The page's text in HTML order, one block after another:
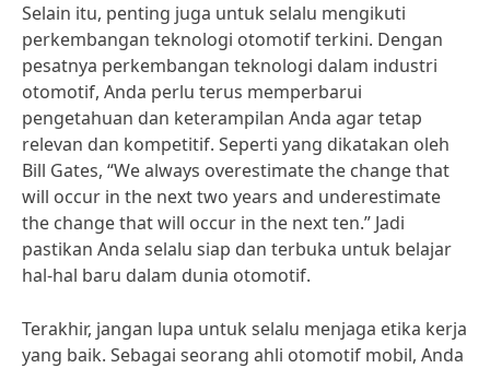
Selain itu, penting juga untuk selalu mengikuti
perkembangan teknologi otomotif terkini. Dengan
pesatnya perkembangan teknologi dalam industri
otomotif, Anda perlu terus memperbarui
pengetahuan dan keterampilan Anda agar tetap
relevan dan kompetitif. Seperti yang dikatakan oleh
Bill Gates, “We always overestimate the change that
will occur in the next two years and underestimate
the change that will occur in the next ten.” Jadi
pastikan Anda selalu siap dan terbuka untuk belajar
hal-hal baru dalam dunia otomotif.
Terakhir, jangan lupa untuk selalu menjaga etika kerja
yang baik. Sebagai seorang ahli otomotif mobil, Anda